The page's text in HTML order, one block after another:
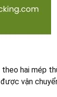
hai mép
vận